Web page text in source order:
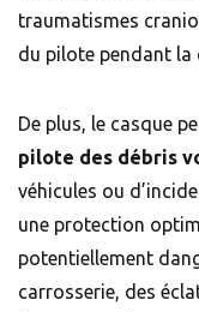
traumatismes
du pilote pendant la
De plus, le casque
pilote des débris
véhicules ou
une protection
potentiellement
carrosserie, des